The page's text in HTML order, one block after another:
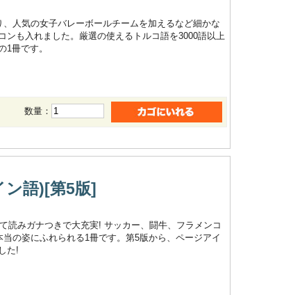
人気の女子バレーボールチームを加えるなど細かな
ンも入れました。厳選の使えるトルコ語を3000語以上
冊です。
数量：
ン語)[第5版]
読みガナつきで大充実! サッカー、闘牛、フラメンコ
の姿にふれられる1冊です。第5版から、ページアイ
た!